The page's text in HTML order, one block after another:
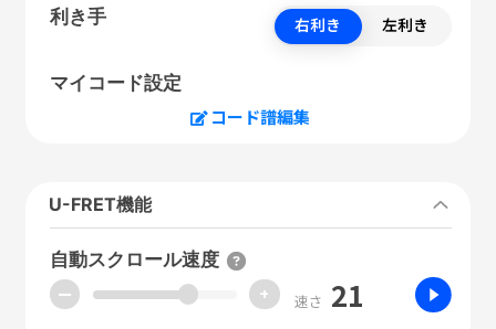
利き手 右利き 左利き
マイコード設定
コード譜編集
U-FRET機能
自動スクロール速度
ー + 速さ 21